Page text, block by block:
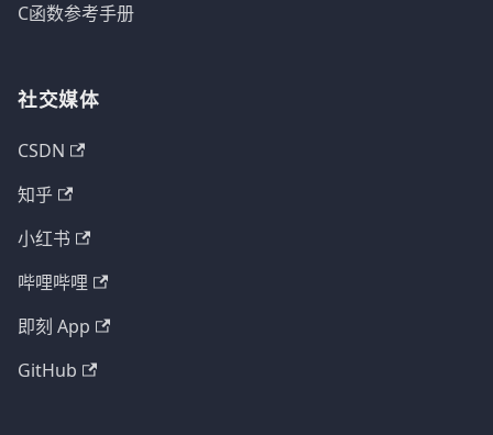
C函数参考手册
社交媒体
CSDN
知乎
小红书
哔哩哔哩
即刻 App
GitHub